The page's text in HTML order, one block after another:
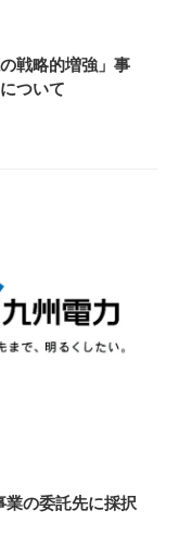
戦略的増強」事
ついて
業の委託先に採択